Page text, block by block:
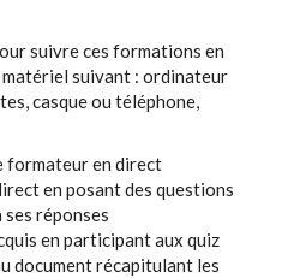
suivre ces formations en
matériel suivant : ordinateur
casque ou téléphone,
formateur en direct
en posant des questions
réponses
en participant aux quiz
document récapitulant les